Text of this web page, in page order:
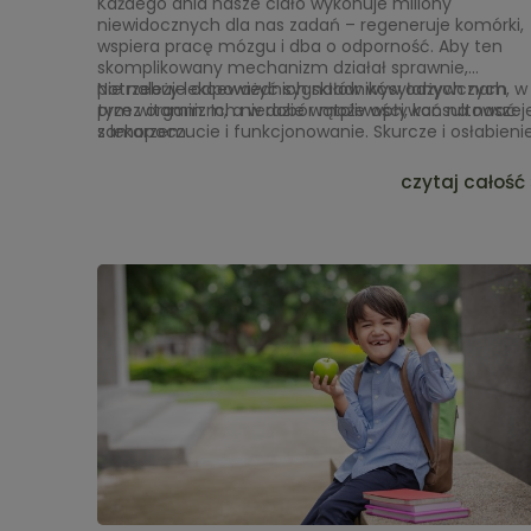
niewidocznych dla nas zadań – regeneruje komórki,
wspiera pracę mózgu i dba o odporność. Aby ten
skomplikowany mechanizm działał sprawnie,
potrzebuje odpowiednich składników odżywczych, w
tym witamin. Ich niedobór może wpływać na nasze
samopoczucie i funkcjonowanie. Skurcze i
osłabienie organizmu — to subtelne, ale ważne
komunikaty, które mogą mówić nam o tym, że coś
Nie należy lekceważyć sygnałów wysyłanych nam
przez organizm, a w razie wątpliwości, konsultować
z lekarzem.
czytaj całość